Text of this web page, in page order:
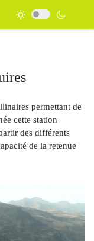
permettant de
cette station
des différents
de la retenue